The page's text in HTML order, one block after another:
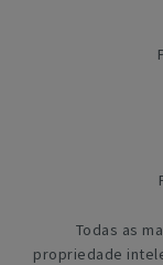
Todas as
propriedade